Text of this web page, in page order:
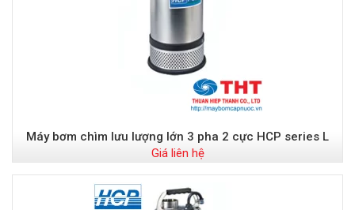
Máy bơm chìm lưu lượng lớn 3 pha 2 cực HCP series L
Giá liên hệ